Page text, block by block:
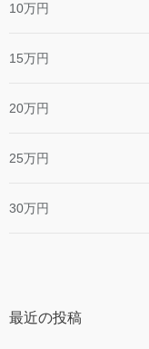
10万円
15万円
20万円
25万円
30万円
最近の投稿